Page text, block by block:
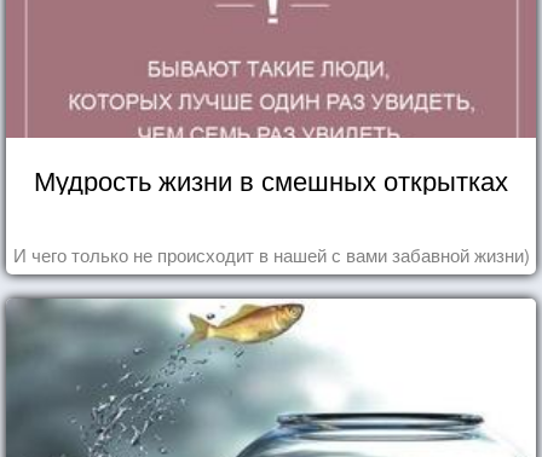
Мудрость жизни в смешных открытках
И чего только не происходит в нашей с вами забавной жизни)